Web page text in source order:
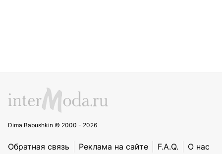
Dima Babushkin © 2000 - 2026
Обратная связь Реклама на сайте F.A.Q. О нас